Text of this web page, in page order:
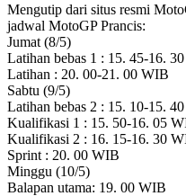
Mengutip dari situs resmi
jadwal MotoGP Prancis:
Jumat (8/5)
Latihan bebas 1 : 15. 45-16.
Latihan : 20. 00-21. 00 WIB
Sabtu (9/5)
Latihan bebas 2 : 15. 10-15.
Kualifikasi 1 : 15. 50-16. 05
Kualifikasi 2 : 16. 15-16. 30
Sprint : 20. 00 WIB
Minggu (10/5)
Balapan utama: 19. 00 WIB